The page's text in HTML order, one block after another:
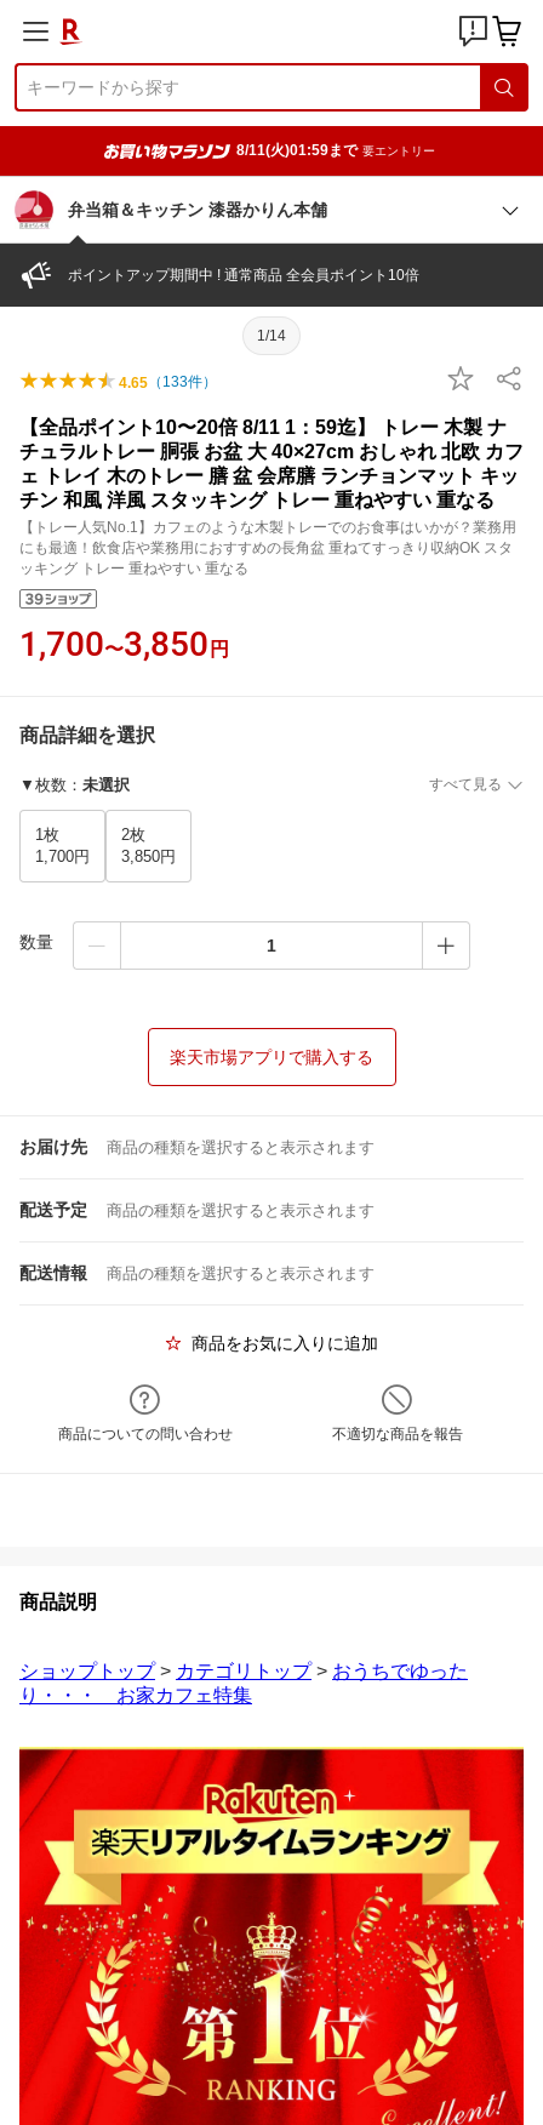
8/11(火)01:59まで 要エントリー
弁当箱＆キッチン 漆器かりん本舗
ポイントアップ期間中 ! 通常商品 全会員ポイント10倍
1/14
4.65 （ 133件）
【全品ポイント10〜20倍 8/11 1：59迄】 トレー 木製 ナ
チュラルトレー 胴張 お盆 大 40×27cm おしゃれ 北欧 カフ
ェ トレイ 木のトレー 膳 盆 会席膳 ランチョンマット キッ
チン 和風 洋風 スタッキング トレー 重ねやすい 重なる
【トレー人気No.1】カフェのような木製トレーでのお食事はいかが？業務用
にも最適！飲食店や業務用におすすめの長角盆 重ねてすっきり収納OK スタ
ッキング トレー 重ねやすい 重なる
1,700〜3,850 円
商品詳細を選択
▼枚数 ： 未選択 すべて見る
1枚
1,700円
2枚
3,850円
数量
楽天市場アプリで購入する
お届け先 商品の種類を選択すると表示されます
配送予定 商品の種類を選択すると表示されます
配送情報 商品の種類を選択すると表示されます
商品をお気に入りに追加
商品についての問い合わせ 不適切な商品を報告
商品説明
ショップトップ> カテゴリトップ> おうちでゆった
り・・・ お家カフェ特集